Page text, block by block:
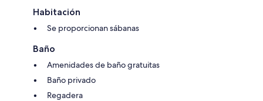
Habitación
Se proporcionan sábanas
Baño
Amenidades de baño gratuitas
Baño privado
Regadera